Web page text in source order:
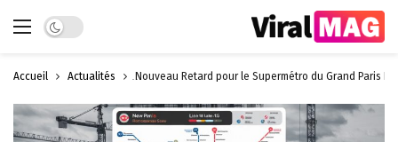
Dark mode
Accueil Actualités Nouveau Retard pour le Supermétro du Grand Paris